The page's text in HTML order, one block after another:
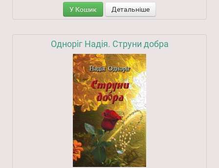
У Кошик Детальніше
Одноріг Надія. Струни добра